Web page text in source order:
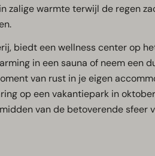
zalige warmte terwijl de regen
biedt een wellness center op
in een sauna of neem een
van rust in je eigen
op een vakantiepark in
van de betoverende sfeer